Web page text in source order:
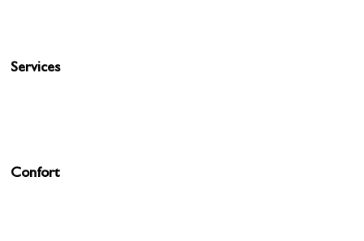
Services
Confort